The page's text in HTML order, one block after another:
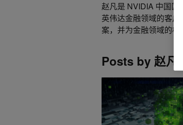
赵凡是 NVIDIA 中国
英伟达金融领域的客
案，并为金融领域的相
Posts by 赵凡